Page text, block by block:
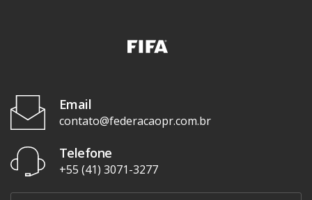
Email
contato@federacaopr.com.br
Telefone
+55 (41) 3071-3277